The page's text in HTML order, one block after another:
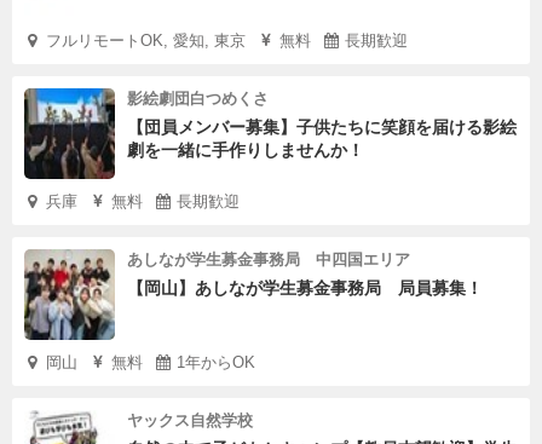
フルリモートOK, 愛知, 東京 無料 長期歓迎
影絵劇団白つめくさ
【団員メンバー募集】子供たちに笑顔を届ける影絵
劇を一緒に手作りしませんか！
兵庫 無料 長期歓迎
あしなが学生募金事務局 中四国エリア
【岡山】あしなが学生募金事務局 局員募集！
岡山 無料 1年からOK
ヤックス自然学校